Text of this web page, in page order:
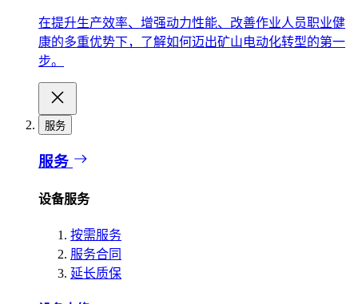
在提升生产效率、增强动力性能、改善作业人员职业健
康的多重优势下，了解如何迈出矿山电动化转型的第一
步。
服务
服务
设备服务
按需服务
服务合同
延长质保